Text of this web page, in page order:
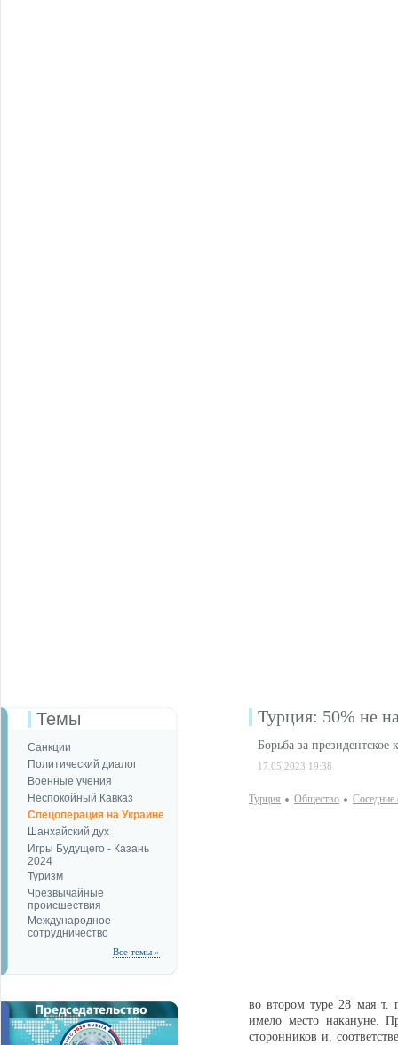
Темы
Санкции
Политический диалог
Военные учения
Неспокойный Кавказ
Спецоперация на Украине
Шанхайский дух
Игры Будущего - Казань
2024
Туризм
Чрезвычайные
происшествия
Международное
сотрудничество
Все темы »
Турция: 50% не
Борьба за
17.05.2023 19:38
Турция Общество Соседние
во втором туре 28 мая т.
имело место накануне.
сторонников и,